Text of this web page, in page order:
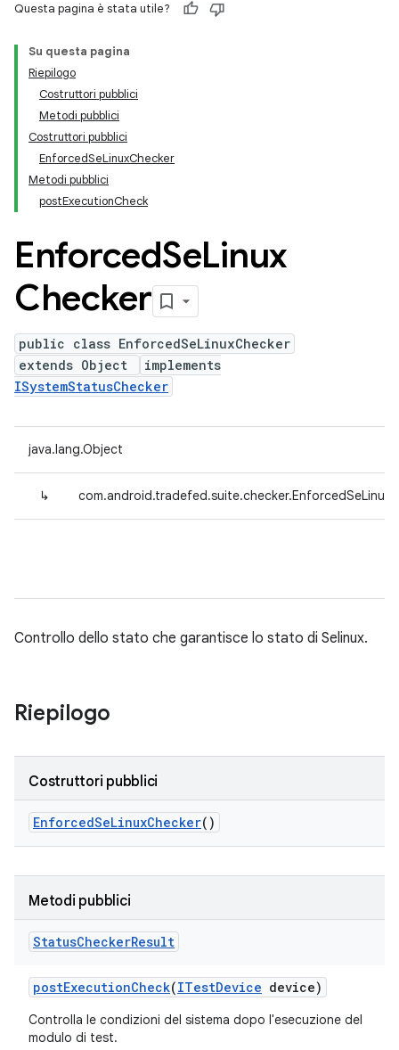
Questa pagina è stata utile?
Su questa pagina
Riepilogo
Costruttori pubblici
Metodi pubblici
Costruttori pubblici
EnforcedSeLinuxChecker
Metodi pubblici
postExecutionCheck
EnforcedSeLinux
Checker
public class EnforcedSeLinuxChecker
extends Object
implements
ISystemStatusChecker
java.lang.Object
↳
Controllo dello stato che garantisce lo stato di Selinux.
Riepilogo
Costruttori pubblici
EnforcedSeLinuxChecker()
Metodi pubblici
StatusCheckerResult
postExecutionCheck(ITestDevice device)
Controlla le condizioni del sistema dopo l'esecuzione del
modulo di test.